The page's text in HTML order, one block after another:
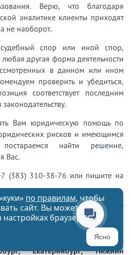
Верю, что благодаря
аналитике клиенты приходят
не наоборот.
спор или иной спор,
другая форма деятельности
в данном или ином
проверить и убедиться,
соответствует последним
Вам юридическую помощь по
рисков и имеющимся
найти решение,
Вас.
(383) 310-38-76 или пишите на
оказывает различные
разных городах России (в т.ч.
Омск, Барнаул, Красноярск,
Иркутск, Чита, Владивосток,
Екатеринбург, Нижний
по правилам, чтобы
сайт. Вы можете
настройках браузера
Ясно